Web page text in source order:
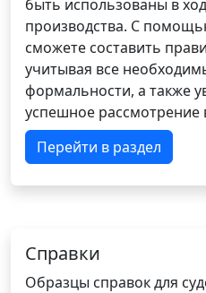
быть использованы в
производства. С
сможете составить
учитывая все
формальности, а также
успешное рассмотрение
Перейти в раздел
Справки
Образцы справок для